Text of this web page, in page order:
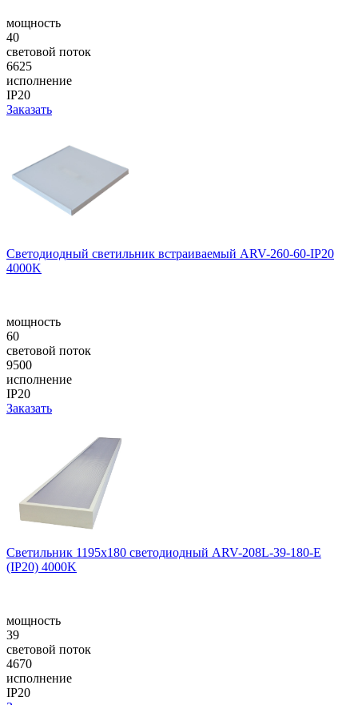
мощность
40
световой поток
6625
исполнение
IP20
Заказать
Светодиодный светильник встраиваемый ARV-260-60-IP20
4000K
мощность
60
световой поток
9500
исполнение
IP20
Заказать
Светильник 1195x180 светодиодный ARV-208L-39-180-E
(IP20) 4000K
мощность
39
световой поток
4670
исполнение
IP20